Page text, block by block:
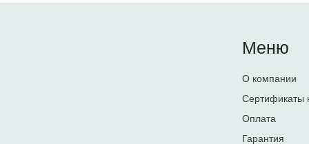
Меню
О компании
Сертификаты
Оплата
Гарантия